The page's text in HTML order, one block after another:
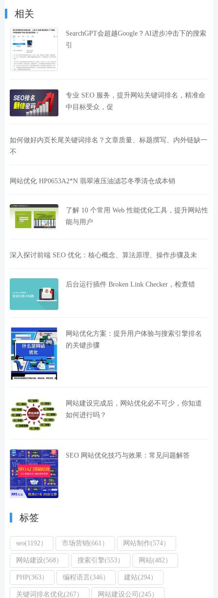
相关
SearchGPT会超越Google？AI进步冲击下的搜索
引
专业 SEO 服务，提升网站关键词排名，精准命
中目标受众，促
如何做好内页长尾关键词排名？文章质量、标题撰写、内外链缺一
不
网站优化 HP0653A2*N 翡翠液压油滤芯冬季清仓成本销
了解 10 个常用 Web 性能优化工具，提升网站性
能与用户
深入探讨前端 SEO 优化：核心概念、算法原理、操作步骤及未
后台运行插件 Broken Link Checker，检查错
网站优化方案：提升用户体验与搜索引擎排名
的关键步骤
网站建设完成后，网站优化必不可少，你知道
如何进行吗？
SEO 网站优化技巧与效果：常见问题解答
标签
seo(1192） 市场营销(661） 网站制作(574）
网站建设(568） 搜索引擎(553） 网站(482）
PHP(363） 编程语言(346） 建站(294）
关键词排名优化(267） 网站建设公司(245）